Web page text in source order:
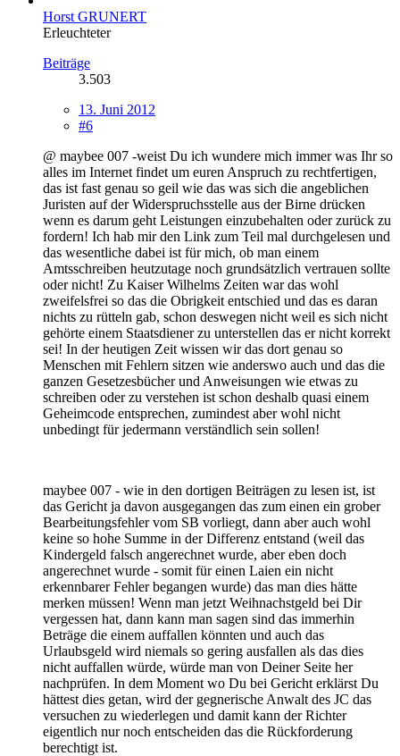
Horst GRUNERT
Erleuchteter
Beiträge
3.503
13. Juni 2012
#6
@ maybee 007 -weist Du ich wundere mich immer was Ihr so
alles im Internet findet um euren Anspruch zu rechtfertigen,
das ist fast genau so geil wie das was sich die angeblichen
Juristen auf der Widerspruchsstelle aus der Birne drücken
wenn es darum geht Leistungen einzubehalten oder zurück zu
fordern! Ich hab mir den Link zum Teil mal durchgelesen und
das wesentliche dabei ist für mich, ob man einem
Amtsschreiben heutzutage noch grundsätzlich vertrauen sollte
oder nicht! Zu Kaiser Wilhelms Zeiten war das wohl
zweifelsfrei so das die Obrigkeit entschied und das es daran
nichts zu rütteln gab, schon deswegen nicht weil es sich nicht
gehörte einem Staatsdiener zu unterstellen das er nicht korrekt
sei! In der heutigen Zeit wissen wir das dort genau so
Menschen mit Fehlern sitzen wie anderswo auch und das die
ganzen Gesetzesbücher und Anweisungen wie etwas zu
schreiben oder zu verstehen ist schon deshalb quasi einem
Geheimcode entsprechen, zumindest aber wohl nicht
unbedingt für jedermann verständlich sein sollen!
maybee 007 - wie in den dortigen Beiträgen zu lesen ist, ist
das Gericht ja davon ausgegangen das zum einen ein grober
Bearbeitungsfehler vom SB vorliegt, dann aber auch wohl
keine so hohe Summe in der Differenz entstand (weil das
Kindergeld falsch angerechnet wurde, aber eben doch
angerechnet wurde - somit für einen Laien ein nicht
erkennbarer Fehler begangen wurde) das man dies hätte
merken müssen! Wenn man jetzt Weihnachstgeld bei Dir
vergessen hat, dann kann man sagen sind das immerhin
Beträge die einem auffallen könnten und auch das
Urlaubsgeld wird niemals so gering ausfallen als das dies
nicht auffallen würde, würde man von Deiner Seite her
nachprüfen. In dem Moment wo Du bei Gericht erklärst Du
hättest dies getan, wird der gegnerische Anwalt des JC das
versuchen zu wiederlegen und damit kann der Richter
eigentlich nur noch entscheiden das die Rückforderung
berechtigt ist.